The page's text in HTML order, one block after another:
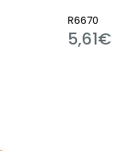
R6670
5,61€